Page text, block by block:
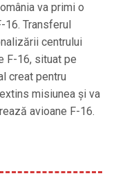
va primi o
Transferul
centrului
F-16, situat pe
creat pentru
misiunea și va
avioane F-16.